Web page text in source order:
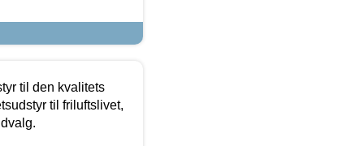
til den kvalitets
til friluftslivet,